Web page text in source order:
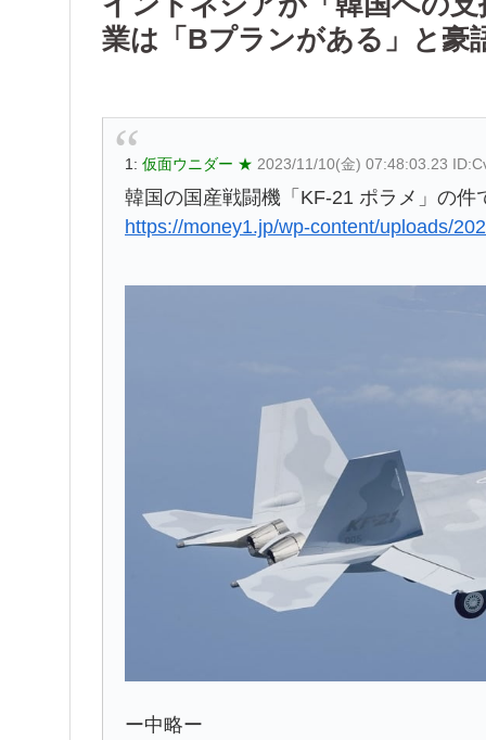
業は「Bプランがある」と豪
1: 仮面ウニダー ★ 2023/11/10(金) 07:48:03.23
韓国の国産戦闘機「KF-21 ポラメ」の件
https://money1.jp/wp-content/uploads/
ー中略ー